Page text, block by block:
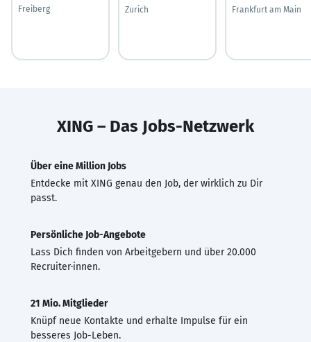
Freiberg
Zurich
Frankfurt am Main
XING – Das Jobs-Netzwerk
Über eine Million Jobs
Entdecke mit XING genau den Job, der wirklich zu Dir
passt.
Persönliche Job-Angebote
Lass Dich finden von Arbeitgebern und über 20.000
Recruiter·innen.
21 Mio. Mitglieder
Knüpf neue Kontakte und erhalte Impulse für ein
besseres Job-Leben.